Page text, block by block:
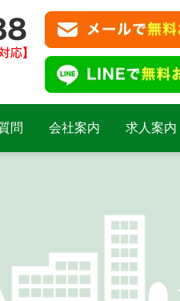
問 会社案内 求人案内